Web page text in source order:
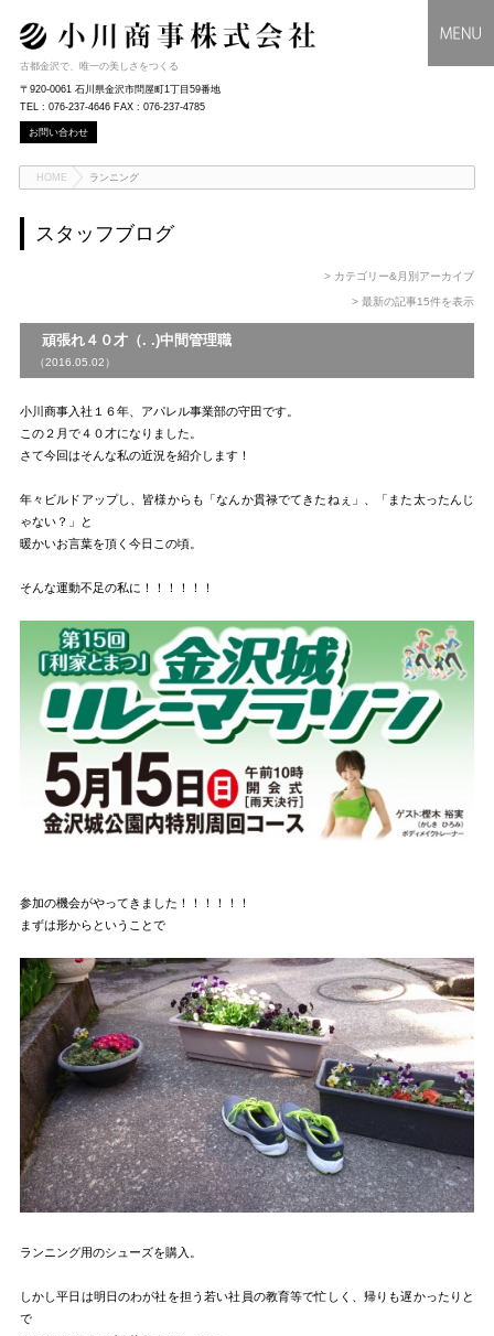
古都金沢で、唯一の美しさをつくる
〒920-0061 石川県金沢市問屋町1丁目59番地
TEL : 076-237-4646 FAX : 076-237-4785
お問い合わせ
HOME ランニング
スタッフブログ
> カテゴリー&月別アーカイブ
> 最新の記事15件を表示
頑張れ４０才（. .)中間管理職
（2016.05.02）
小川商事入社１６年、アパレル事業部の守田です。
この２月で４０才になりました。
さて今回はそんな私の近況を紹介します！
年々ビルドアップし、皆様からも「なんか貫禄でてきたねぇ」、「また太ったんじ
ゃない？」と
暖かいお言葉を頂く今日この頃。
そんな運動不足の私に！！！！！！
参加の機会がやってきました！！！！！！
まずは形からということで
ランニング用のシューズを購入。
しかし平日は明日のわが社を担う若い社員の教育等で忙しく、帰りも遅かったりと
で